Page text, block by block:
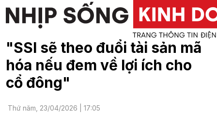
"SSI sẽ theo đuổi tài sản mã
hóa nếu đem về lợi ích cho
cổ đông"
Thứ năm, 23/04/2026 | 17:05